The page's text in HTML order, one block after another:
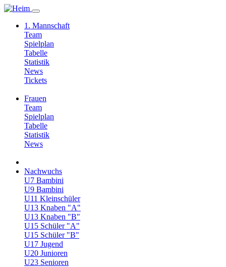
1. Mannschaft
Team
Spielplan
Tabelle
Statistik
News
Tickets
Frauen
Team
Spielplan
Tabelle
Statistik
News
Nachwuchs
U7 Bambini
U9 Bambini
U11 Kleinschüler
U13 Knaben "A"
U13 Knaben "B"
U15 Schüler "A"
U15 Schüler "B"
U17 Jugend
U20 Junioren
U23 Senioren